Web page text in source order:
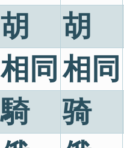
胡 胡
相同 相同
騎 骑